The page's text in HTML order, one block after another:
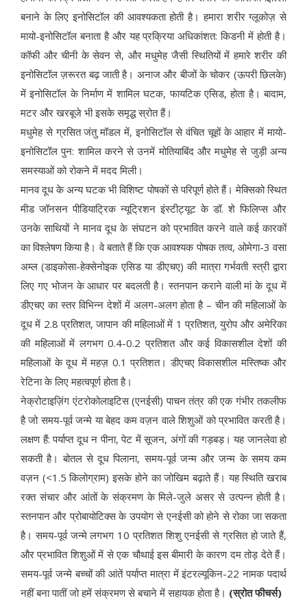
बनाने के लिए इनोसिटॉल की आवश्यकता होती है। हमारा शरीर ग्लूकोज़ से
मायो-इनोसिटॉल बनाता है और यह प्रक्रिया अधिकांशत: किडनी में होती है।
कॉफी और चीनी के सेवन से, और मधुमेह जैसी स्थितियों में हमारे शरीर की
इनोसिटॉल ज़रूरत बढ़ जाती है। अनाज और बीजों के चोकर (ऊपरी छिलके)
में इनोसिटॉल के निर्माण में शामिल घटक, फायटिक एसिड, होता है। बादाम,
मटर और खरबूजे भी इसके समृद्ध स्रोत हैं।
मधुमेह से ग्रसित जंतु मॉडल में, इनोसिटॉल से वंचित चूहों के आहार में मायो-
इनोसिटॉल पुन: शामिल करने से उनमें मोतियाबिंद और मधुमेह से जुड़ी अन्य
समस्याओं को रोकने में मदद मिली।
मानव दूध के अन्य घटक भी विशिष्ट पोषकों से परिपूर्ण होते हैं। मेक्सिको स्थित
मीड जॉनसन पीडियाट्रिक न्यूट्रिशन इंस्टीट्यूट के डॉ. शे फिलिप्स और
उनके साथियों ने मानव दूध के संघटन को प्रभावित करने वाले कई कारकों
का विश्लेषण किया है। वे बताते हैं कि एक आवश्यक पोषक तत्व, ओमेगा-3 वसा
अम्ल (डाइकोसा-हेक्सेनोइक एसिड या डीएचए) की मात्रा गर्भवती स्त्री द्वारा
लिए गए भोजन के आधार पर बदलती है। स्तनपान कराने वाली मां के दूध में
डीएचए का स्तर विभिन्न देशों में अलग-अलग होता है – चीन की महिलाओं के
दूध में 2.8 प्रतिशत, जापान की महिलाओं में 1 प्रतिशत, युरोप और अमेरिका
की महिलाओं में लगभग 0.4-0.2 प्रतिशत और कई विकासशील देशों की
महिलाओं के दूध में महज़ 0.1 प्रतिशत। डीएचए विकासशील मस्तिष्क और
रेटिना के लिए महत्वपूर्ण होता है।
नेक्रोटाइज़िंग एंटरोकोलाइटिस (एनईसी) पाचन तंत्र की एक गंभीर तकलीफ
है जो समय-पूर्व जन्मे या बेहद कम वज़न वाले शिशुओं को प्रभावित करती है।
लक्षण हैं: पर्याप्त दूध न पीना, पेट में सूजन, अंगों की गड़बड़। यह जानलेवा हो
सकती है। बोतल से दूध पिलाना, समय-पूर्व जन्म और जन्म के समय कम
वज़न (<1.5 किलोग्राम) इसके होने का जोखिम बढ़ाते हैं। यह स्थिति खराब
रक्त संचार और आंतों के संक्रमण के मिले-जुले असर से उत्पन्न होती है।
स्तनपान और प्रोबायोटिक्स के उपयोग से एनईसी को होने से रोका जा सकता
है। समय-पूर्व जन्मे लगभग 10 प्रतिशत शिशु एनईसी से ग्रसित हो जाते हैं,
और प्रभावित शिशुओं में से एक चौथाई इस बीमारी के कारण दम तोड़ देते हैं।
समय-पूर्व जन्मे बच्चों की आंतें पर्याप्त मात्रा में इंटरल्यूकिन-22 नामक पदार्थ
नहीं बना पातीं जो हमें संक्रमण से बचाने में सहायक होता है। (स्रोत फीचर्स)